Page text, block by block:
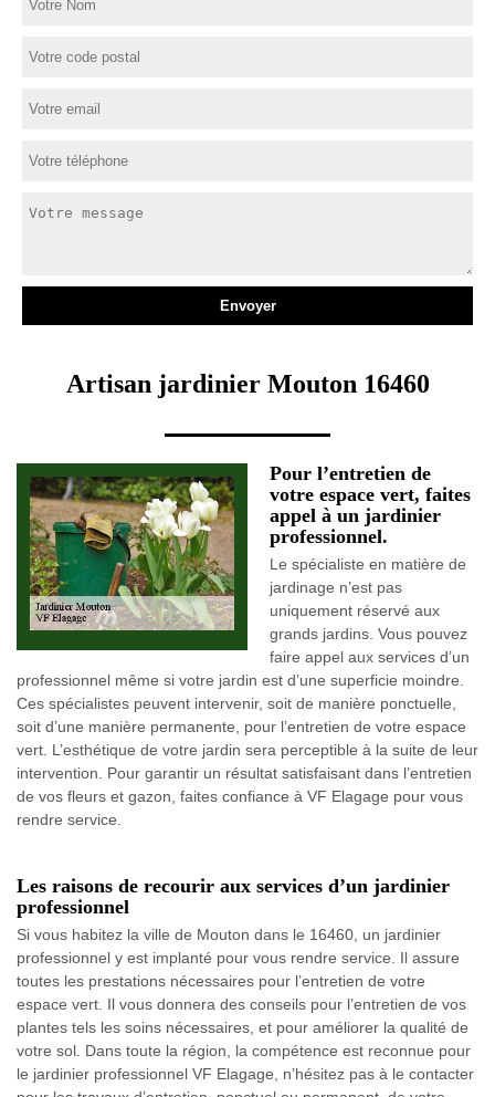
Artisan jardinier Mouton 16460
Pour l’entretien de
votre espace vert, faites
appel à un jardinier
professionnel.
Le spécialiste en matière de
jardinage n’est pas
uniquement réservé aux
grands jardins. Vous pouvez
faire appel aux services d’un
professionnel même si votre jardin est d’une superficie moindre.
Ces spécialistes peuvent intervenir, soit de manière ponctuelle,
soit d’une manière permanente, pour l’entretien de votre espace
vert. L’esthétique de votre jardin sera perceptible à la suite de leur
intervention. Pour garantir un résultat satisfaisant dans l’entretien
de vos fleurs et gazon, faites confiance à VF Elagage pour vous
rendre service.
Les raisons de recourir aux services d’un jardinier
professionnel
Si vous habitez la ville de Mouton dans le 16460, un jardinier
professionnel y est implanté pour vous rendre service. Il assure
toutes les prestations nécessaires pour l’entretien de votre
espace vert. Il vous donnera des conseils pour l’entretien de vos
plantes tels les soins nécessaires, et pour améliorer la qualité de
votre sol. Dans toute la région, la compétence est reconnue pour
le jardinier professionnel VF Elagage, n’hésitez pas à le contacter